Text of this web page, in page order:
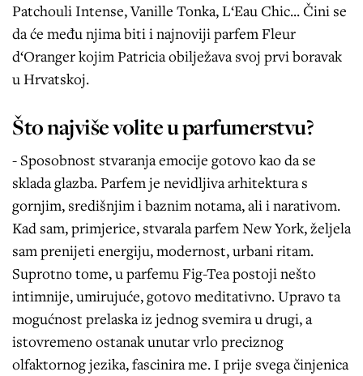
Patchouli Intense, Vanille Tonka, L‘Eau Chic... Čini se
da će među njima biti i najnoviji parfem Fleur
d‘Oranger kojim Patricia obilježava svoj prvi boravak
u Hrvatskoj.
Što najviše volite u parfumerstvu?
- Sposobnost stvaranja emocije gotovo kao da se
sklada glazba. Parfem je nevidljiva arhitektura s
gornjim, središnjim i baznim notama, ali i narativom.
Kad sam, primjerice, stvarala parfem New York, željela
sam prenijeti energiju, modernost, urbani ritam.
Suprotno tome, u parfemu Fig-Tea postoji nešto
intimnije, umirujuće, gotovo meditativno. Upravo ta
mogućnost prelaska iz jednog svemira u drugi, a
istovremeno ostanak unutar vrlo preciznog
olfaktornog jezika, fascinira me. I prije svega činjenica